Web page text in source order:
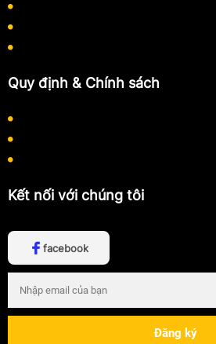
Quy định & Chính sách
Kết nối với chúng tôi
facebook